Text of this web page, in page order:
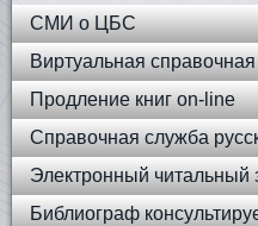
СМИ о ЦБС
Виртуальная
Продление книг on-line
Справочная служба
Электронный читальный
Библиограф